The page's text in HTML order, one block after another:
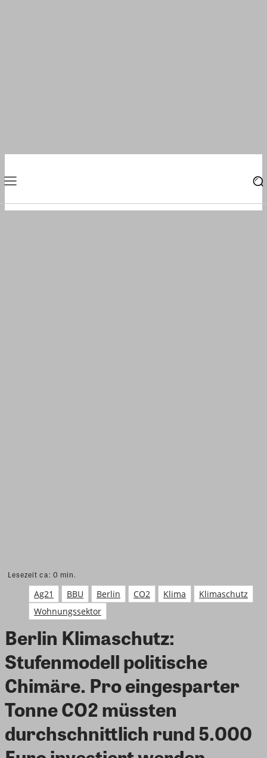
Lesezeit ca: 0 min.
Ag21 BBU Berlin CO2 Klima
Klimaschutz
Wohnungssektor
Berlin Klimaschutz:
Stufenmodell politische
Chimäre. Pro eingesparter
Tonne CO2 müssten
durchschnittlich rund 5.000